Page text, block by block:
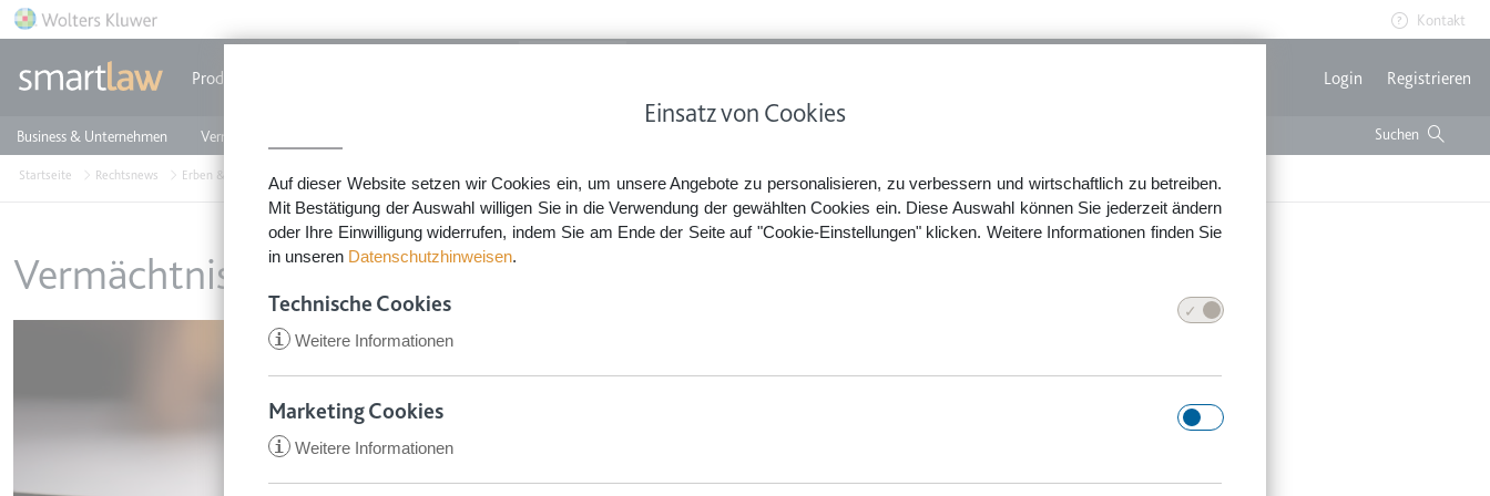
Einsatz von Cookies
Auf dieser Website setzen wir Cookies ein, um unsere Angebote zu personalisieren, zu verbessern und wirtschaftlich zu betreiben.
Mit Bestätigung der Auswahl willigen Sie in die Verwendung der gewählten Cookies ein. Diese Auswahl können Sie jederzeit ändern
oder Ihre Einwilligung widerrufen, indem Sie am Ende der Seite auf "Cookie-Einstellungen" klicken. Weitere Informationen finden Sie
in unseren Datenschutzhinweisen.
Technische Cookies
i Weitere Informationen
CookieConsent
Anbieter:
app.smartlaw.de
Marketing Cookies
i Weitere Informationen
Direkt zum Inhalt Kontakt
Produkte
Business & Unternehmen Vermieten & Immobilien
Login Registrieren
Startseite Rechtsnews Erben & Schenken Vermächtnis
Vermächtnis